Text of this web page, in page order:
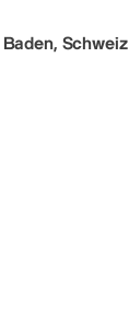
Baden, Schweiz